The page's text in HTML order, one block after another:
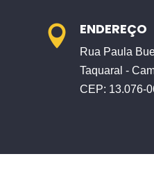
 ENDEREÇO
Rua Paula
Taquaral -
CEP: 13.076-